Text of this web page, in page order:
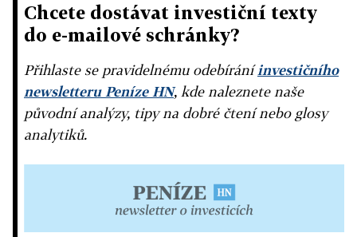
Chcete dostávat investiční texty
do e-mailové schránky?
Přihlaste se pravidelnému odebíráníinvestičního
newsletteru Peníze HN, kde naleznete naše
původní analýzy, tipy na dobré čtení nebo glosy
analytiků.